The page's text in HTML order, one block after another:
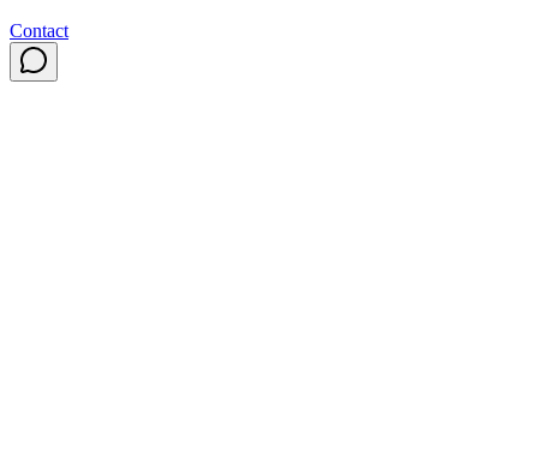
Contact